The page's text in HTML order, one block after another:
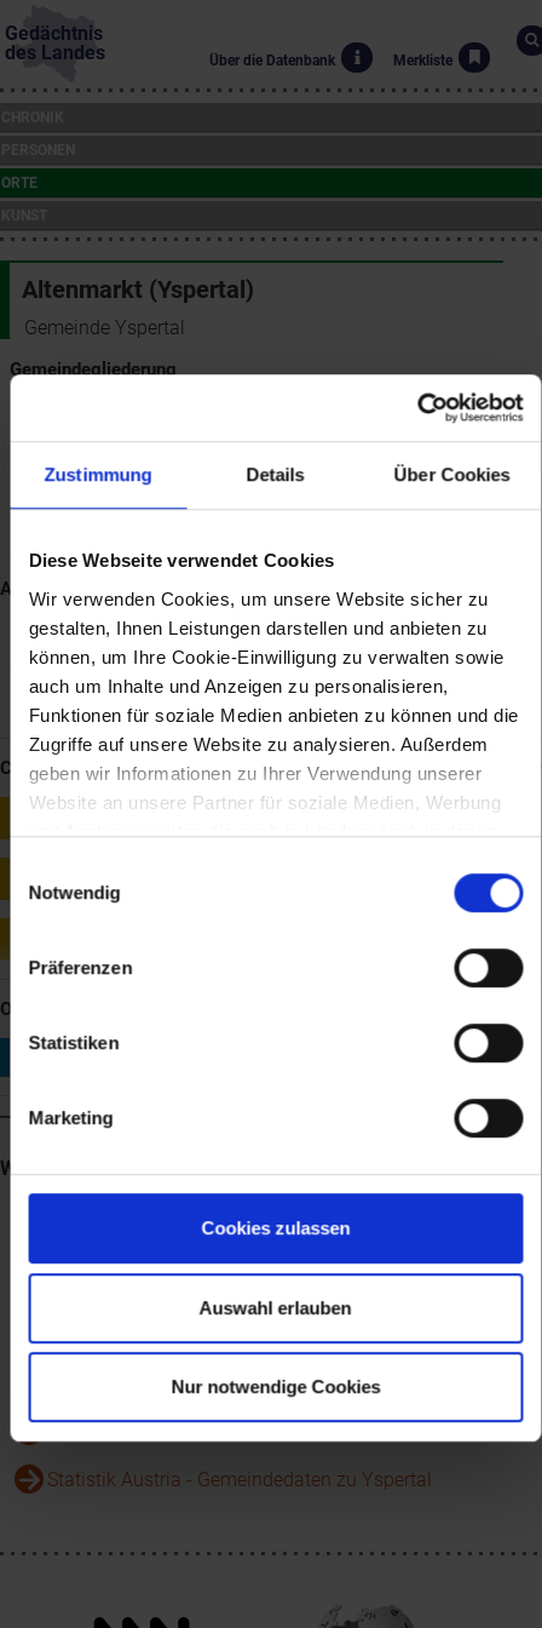
Zustimmung Details Über Cookies
Diese Webseite verwendet Cookies
Wir verwenden Cookies, um unsere Website sicher zu
gestalten, Ihnen Leistungen darstellen und anbieten zu
können, um Ihre Cookie-Einwilligung zu verwalten sowie
auch um Inhalte und Anzeigen zu personalisieren,
Funktionen für soziale Medien anbieten zu können und die
Zugriffe auf unsere Website zu analysieren. Außerdem
geben wir Informationen zu Ihrer Verwendung unserer
Website an unsere Partner für soziale Medien, Werbung
und Analysen weiter, die auch in Ländern sind, in denen
in denen Sie Ihre Rechte uU nicht effektiv durchsetzen
möglicherweise mit weiteren Daten zusammen, die Sie
ihnen bereitgestellt haben oder die sie im Rahmen Ihrer
Notwendig
Präferenzen
Statistiken
Marketing
Cookies zulassen
Auswahl erlauben
Nur notwendige Cookies
Gedächtnis
des Landes
Über die Datenbank Merkliste
ORTE
Altenmarkt (Yspertal)
Gemeinde Yspertal
Gemeindegliederung
Das Gemeindegebiet von Yspertal umfasst heute die Ortschaften
(mit Am Brand, Fischerlehen, Hofedl und Maierhof, Wimberg (mit
Alle Artikel zu Altenmarkt
Ortsgeschichte
Gemeindegliederung
Literatur- und Quellenhinweise (in Auswahl)
CHRONIK: 3 Links
1313
700 Jahre Marktrecht Altenmarkt im Yspertal
ORTE: 1 Link
Ysper
Weblinks
Wikipedia-Eintrag zu Altenmarkt, Gemeinde Yspertal
Bildergalerie auf Wikimedia Commons zu Altenmarkt,
Gemeinde Yspertal
Bilder d. topogr. Sammlung/NÖ Landesbibliothek
Statistik Austria - Gemeindedaten zu Yspertal